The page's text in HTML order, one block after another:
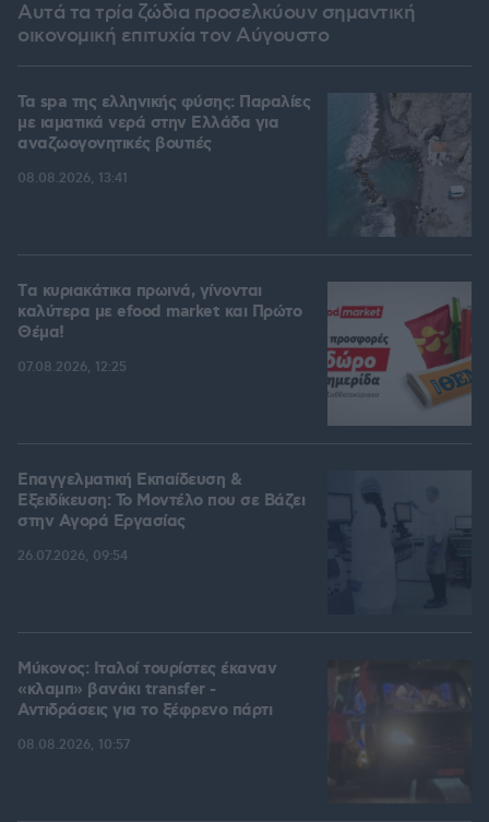
Αυτά τα τρία ζώδια προσελκύουν σημαντική
οικονομική επιτυχία τον Αύγουστο
Τα spa της ελληνικής φύσης: Παραλίες
με ιαματικά νερά στην Ελλάδα για
αναζωογονητικές βουτιές
08.08.2026, 13:41
Tα κυριακάτικα πρωινά, γίνονται
καλύτερα με efood market και Πρώτο
Θέμα!
07.08.2026, 12:25
Επαγγελματική Εκπαίδευση &
Εξειδίκευση: Το Mοντέλο που σε Bάζει
στην Aγορά Eργασίας
26.07.2026, 09:54
Μύκονος: Ιταλοί τουρίστες έκαναν
«κλαμπ» βανάκι transfer -
Αντιδράσεις για το ξέφρενο πάρτι
08.08.2026, 10:57